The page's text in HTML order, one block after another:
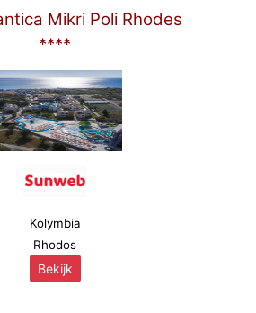
Mikri Poli Rhodes
****
Kolymbia
Rhodos
Bekijk